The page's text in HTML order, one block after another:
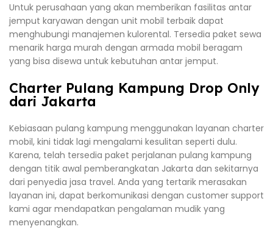
Untuk perusahaan yang akan memberikan fasilitas antar
jemput karyawan dengan unit mobil terbaik dapat
menghubungi manajemen kulorental. Tersedia paket sewa
menarik harga murah dengan armada mobil beragam
yang bisa disewa untuk kebutuhan antar jemput.
Charter Pulang Kampung Drop Only
dari Jakarta
Kebiasaan pulang kampung menggunakan layanan charter
mobil, kini tidak lagi mengalami kesulitan seperti dulu.
Karena, telah tersedia paket perjalanan pulang kampung
dengan titik awal pemberangkatan Jakarta dan sekitarnya
dari penyedia jasa travel. Anda yang tertarik merasakan
layanan ini, dapat berkomunikasi dengan customer support
kami agar mendapatkan pengalaman mudik yang
menyenangkan.